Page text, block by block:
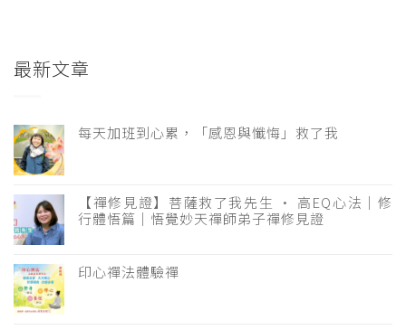
最新文章
每天加班到心累，「感恩與懺悔」救了我
【禪修見證】菩薩救了我先生 · 高EQ心法｜修
行體悟篇｜悟覺妙天禪師弟子禪修見證
印心禪法體驗禪